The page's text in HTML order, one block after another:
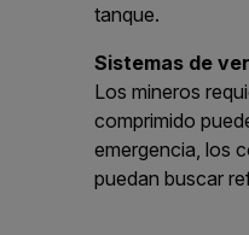
tanque.
Sistemas de
Los mineros
comprimido
emergencia, los
puedan buscar